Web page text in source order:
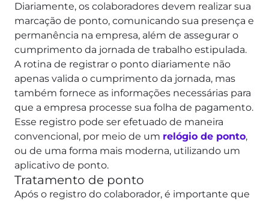
Diariamente, os colaboradores devem realizar sua
marcação de ponto, comunicando sua presença e
permanência na empresa, além de assegurar o
cumprimento da jornada de trabalho estipulada.
A rotina de registrar o ponto diariamente não
apenas valida o cumprimento da jornada, mas
também fornece as informações necessárias para
que a empresa processe sua folha de pagamento.
Esse registro pode ser efetuado de maneira
convencional, por meio de um relógio de ponto,
ou de uma forma mais moderna, utilizando um
aplicativo de ponto.
Tratamento de ponto
Após o registro do colaborador, é importante que